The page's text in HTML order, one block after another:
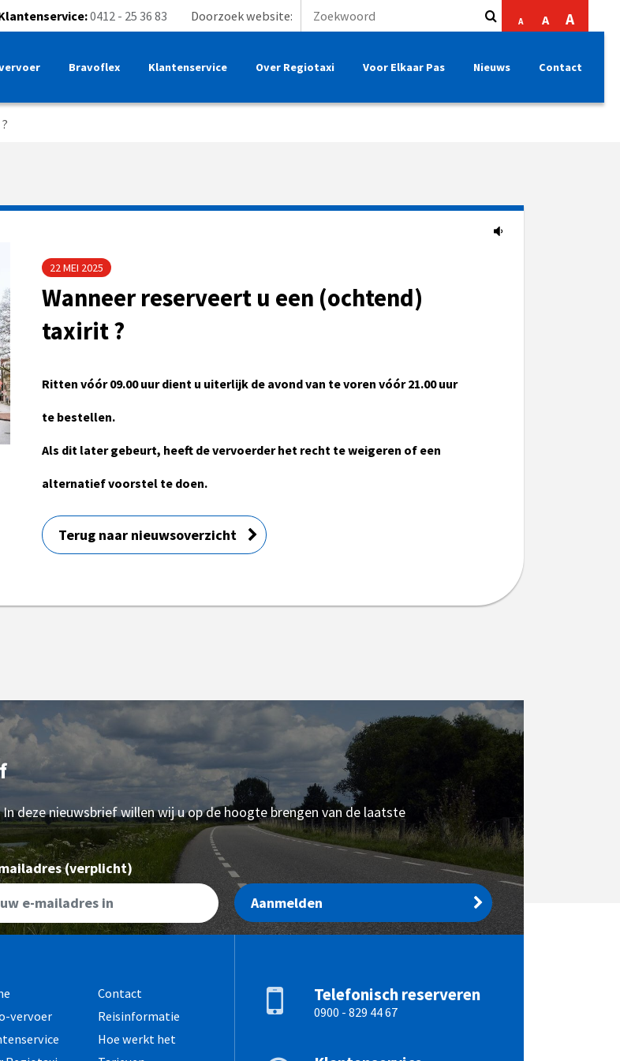
0412 - 25 36 83 Doorzoek website: A A A
Bravoflex Klantenservice Over Regiotaxi Voor Elkaar Pas Nieuws Contact
22 MEI 2025
Wanneer reserveert u een (ochtend)
taxirit ?
Ritten vóór 09.00 uur dient u uiterlijk de avond van te voren vóór 21.00 uur
te bestellen.
Als dit later gebeurt, heeft de vervoerder het recht te weigeren of een
alternatief voorstel te doen.
Terug naar nieuwsoverzicht
deze nieuwsbrief willen wij u op de hoogte brengen van de laatste
(verplicht)
Aanmelden
vervoer
Contact
Reisinformatie
Hoe werkt het
Telefonisch reserveren
0900 - 829 44 67